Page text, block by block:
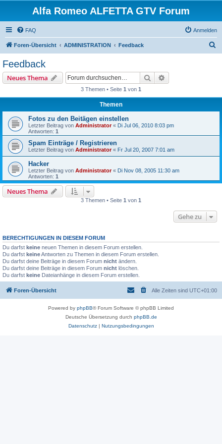
Alfa Romeo ALFETTA GTV Forum
FAQ Anmelden
Foren-Übersicht ADMINISTRATION Feedback
Feedback
Neues Thema Suche
3 Themen • Seite 1 von 1
Themen
Fotos zu den Beitägen einstellen
Letzter Beitrag von Administrator« Di Jul 06, 2010 8:03 pm
Antworten: 1
Spam Einträge / Registrieren
Letzter Beitrag von Administrator« Fr Jul 20, 2007 7:01 am
Hacker
Letzter Beitrag von Administrator« Di Nov 08, 2005 11:30 am
Antworten: 1
Neues Thema
3 Themen • Seite 1 von 1
Gehe zu
BERECHTIGUNGEN IN DIESEM FORUM
Du darfst keine neuen Themen in diesem Forum erstellen.
Du darfst keineAntworten zu Themen in diesem Forum erstellen.
Du darfst deine Beiträge in diesem Forum nicht ändern.
Du darfst deine Beiträge in diesem Forum nicht löschen.
Du darfst keine Dateianhänge in diesem Forum erstellen.
Foren-Übersicht Alle Zeiten sind UTC+01:00
Powered by phpBB® Forum Software © phpBB Limited
Deutsche Übersetzung durch phpBB.de
Datenschutz| Nutzungsbedingungen